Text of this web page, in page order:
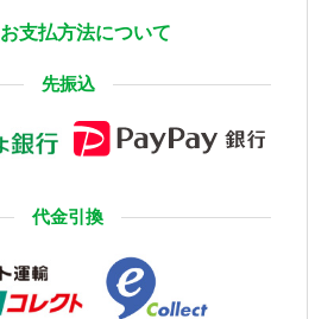
お支払方法について
先振込
代金引換